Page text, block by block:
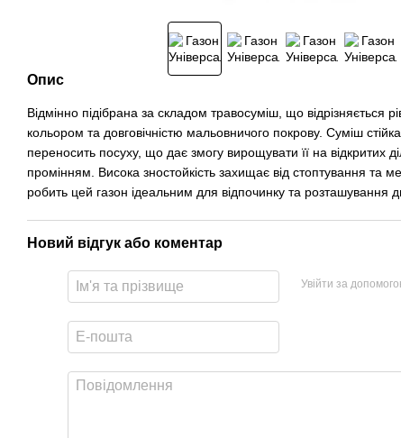
Опис
Відмінно підібрана за складом травосуміш, що відрізняється
кольором та довговічністю мальовничого покрову. Суміш
переносить посуху, що дає змогу вирощувати її на відкритих
промінням. Висока зностойкість захищає від стоптування та
робить цей газон ідеальним для відпочинку та розташування
Новий відгук або коментар
Увійти за